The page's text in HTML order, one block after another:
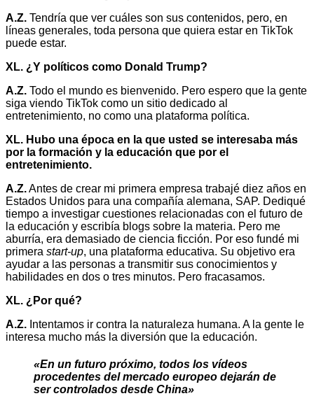
A.Z. Tendría que ver cuáles son sus contenidos, pero, en
líneas generales, toda persona que quiera estar en TikTok
puede estar.
XL. ¿Y políticos como Donald Trump?
A.Z. Todo el mundo es bienvenido. Pero espero que la gente
siga viendo TikTok como un sitio dedicado al
entretenimiento, no como una plataforma política.
XL. Hubo una época en la que usted se interesaba más
por la formación y la educación que por el
entretenimiento.
A.Z.Antes de crear mi primera empresa trabajé diez años en
Estados Unidos para una compañía alemana, SAP. Dediqué
tiempo a investigar cuestiones relacionadas con el futuro de
la educación y escribía blogs sobre la materia. Pero me
aburría, era demasiado de ciencia ficción. Por eso fundé mi
primera start-up, una plataforma educativa. Su objetivo era
ayudar a las personas a transmitir sus conocimientos y
habilidades en dos o tres minutos. Pero fracasamos.
XL. ¿Por qué?
A.Z. Intentamos ir contra la naturaleza humana. A la gente le
interesa mucho más la diversión que la educación.
«En un futuro próximo, todos los vídeos
procedentes del mercado europeo dejarán de
ser controlados desde China»